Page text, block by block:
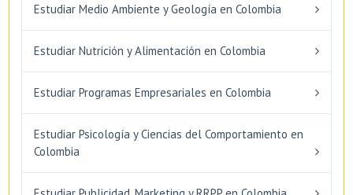
Estudiar Medio Ambiente y Geología en Colombia
Estudiar Nutrición y Alimentación en Colombia
Estudiar Programas Empresariales en Colombia
Estudiar Psicología y Ciencias del Comportamiento en
Colombia